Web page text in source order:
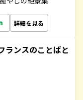
詳細を見る
ランスのことばと